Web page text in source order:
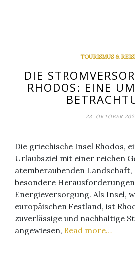
TOURISMUS &
DIE
RHODOS: EINE
23. OKTOBER
Die griechische Insel Rhodos,
Urlaubsziel mit einer reichen
atemberaubenden
besondere
Energieversorgung. Als Insel,
europäischen Festland, ist
zuverlässige und nachhaltige
angewiesen, Read more…